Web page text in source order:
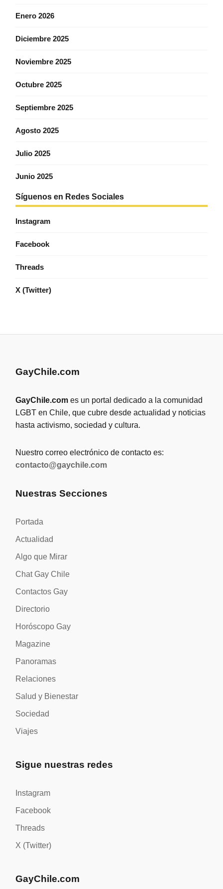
Enero 2026
Diciembre 2025
Noviembre 2025
Octubre 2025
Septiembre 2025
Agosto 2025
Julio 2025
Junio 2025
Síguenos en Redes Sociales
Instagram
Facebook
Threads
X (Twitter)
GayChile.com
GayChile.com es un portal dedicado a la comunidad
LGBT en Chile, que cubre desde actualidad y noticias
hasta activismo, sociedad y cultura.
Nuestro correo electrónico de contacto es:
contacto@gaychile.com
Nuestras Secciones
Portada
Actualidad
Algo que Mirar
Chat Gay Chile
Contactos Gay
Directorio
Horóscopo Gay
Magazine
Panoramas
Relaciones
Salud y Bienestar
Sociedad
Viajes
Sigue nuestras redes
Instagram
Facebook
Threads
X (Twitter)
GayChile.com